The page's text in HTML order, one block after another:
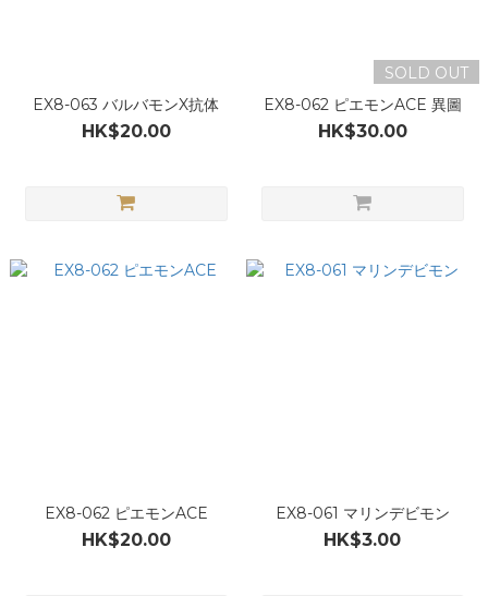
EX8-063 バルバモンX抗体
HK$20.00
SOLD OUT
EX8-062 ピエモンACE 異圖
HK$30.00
EX8-062 ピエモンACE
HK$20.00
EX8-061 マリンデビモン
HK$3.00